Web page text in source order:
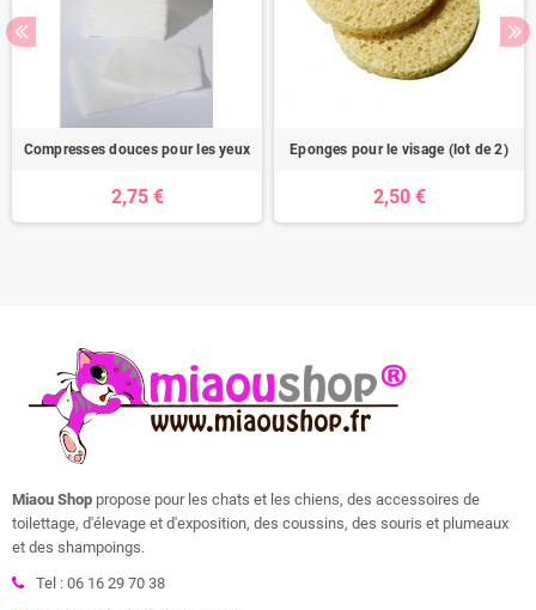
Compresses douces pour les yeux
2,75 €
Eponges pour le visage (lot de 2)
2,50 €
Miaou Shop propose pour les chats et les chiens, des accessoires de
toilettage, d'élevage et d'exposition, des coussins, des souris et plumeaux
et des shampoings.
Tel : 06 16 29 70 38